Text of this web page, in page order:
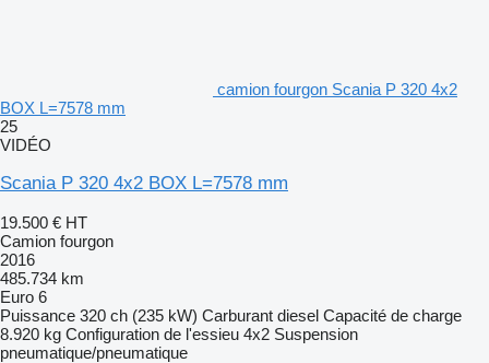
camion fourgon Scania P 320 4x2
BOX L=7578 mm
25
VIDÉO
Scania P 320 4x2 BOX L=7578 mm
19.500 € HT
Camion fourgon
2016
485.734 km
Euro 6
Puissance 320 ch (235 kW) Carburant diesel Capacité de charge
8.920 kg Configuration de l'essieu 4x2 Suspension
pneumatique/pneumatique